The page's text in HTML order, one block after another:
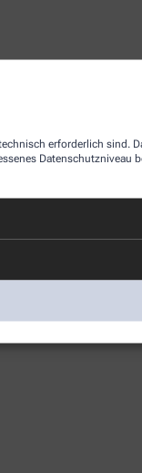
erforderlich sind.